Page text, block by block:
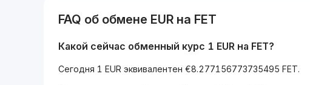
FAQ об обмене EUR на FET
Какой сейчас обменный курс 1 EUR на FET?
Сегодня 1 EUR эквивалентен €8.277156773735495 FET.